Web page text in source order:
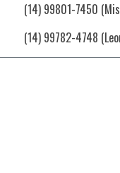
(14) 99801-7450
(14) 99782-4748